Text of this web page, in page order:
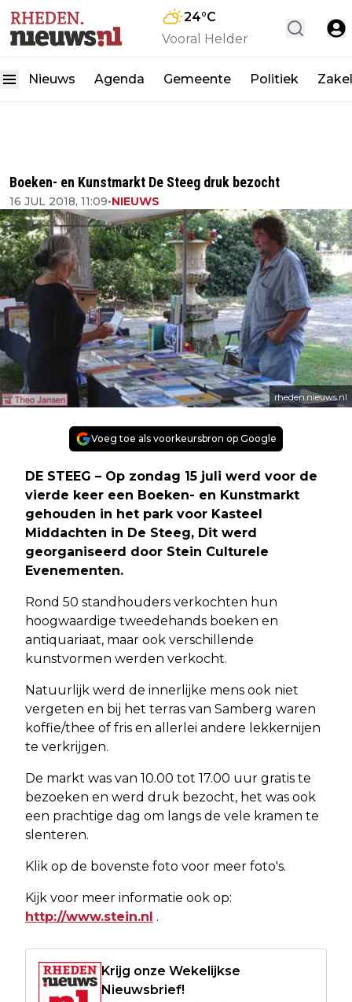
24°C
Vooral Helder
Nieuws Agenda Gemeente Politiek
Boeken- en Kunstmarkt De Steeg druk bezocht
16 JUL 2018, 11:09•NIEUWS
rheden.nieuws.nl
Voeg toe als voorkeursbron op Google
DE STEEG – Op zondag 15 juli werd voor de
vierde keer een Boeken- en Kunstmarkt
gehouden in het park voor Kasteel
Middachten in De Steeg, Dit werd
georganiseerd door Stein Culturele
Evenementen.
Rond 50 standhouders verkochten hun
hoogwaardige tweedehands boeken en
antiquariaat, maar ook verschillende
kunstvormen werden verkocht.
Natuurlijk werd de innerlijke mens ook niet
vergeten en bij het terras van Samberg waren
koffie/thee of fris en allerlei andere lekkernijen
te verkrijgen.
De markt was van 10.00 tot 17.00 uur gratis te
bezoeken en werd druk bezocht, het was ook
een prachtige dag om langs de vele kramen te
slenteren.
Klik op de bovenste foto voor meer foto's.
Kijk voor meer informatie ook op:
http://www.stein.nl .
Krijg onze Wekelijkse
Nieuwsbrief!